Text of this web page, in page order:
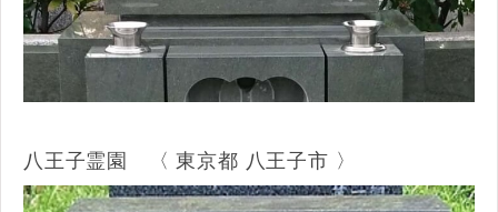
八王子霊園 〈 東京都 八王子市 〉